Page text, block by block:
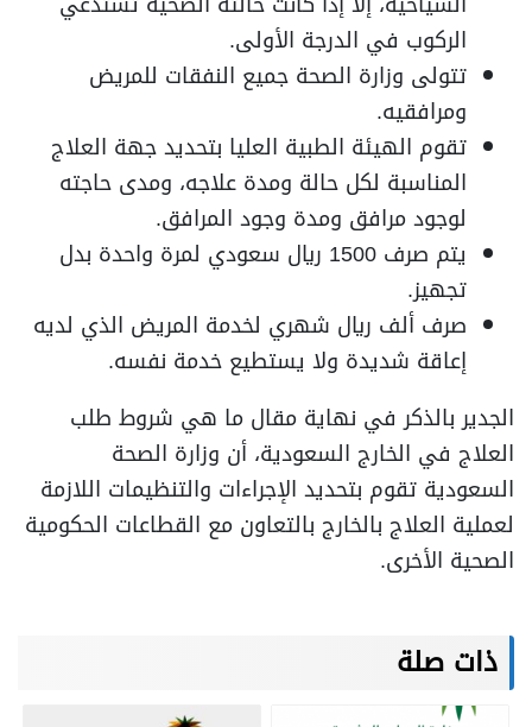
الركوب في الدرجة الأولى.
تتولى وزارة الصحة جميع النفقات للمريض
ومرافقيه.
تقوم الهيئة الطبية العليا بتحديد جهة العلاج
المناسبة لكل حالة ومدة علاجه، ومدى حاجته
لوجود مرافق ومدة وجود المرافق.
يتم صرف 1500 ريال سعودي لمرة واحدة بدل
تجهيز.
صرف ألف ريال شهري لخدمة المريض الذي لديه
إعاقة شديدة ولا يستطيع خدمة نفسه.
الجدير بالذكر في نهاية مقال ما هي شروط طلب
العلاج في الخارج السعودية، أن وزارة الصحة
السعودية تقوم بتحديد الإجراءات والتنظيمات اللازمة
لعملية العلاج بالخارج بالتعاون مع القطاعات الحكومية
الصحية الأخرى.
ذات صلة